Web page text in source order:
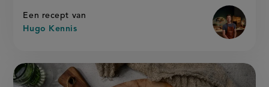
Een recept van
Hugo Kennis